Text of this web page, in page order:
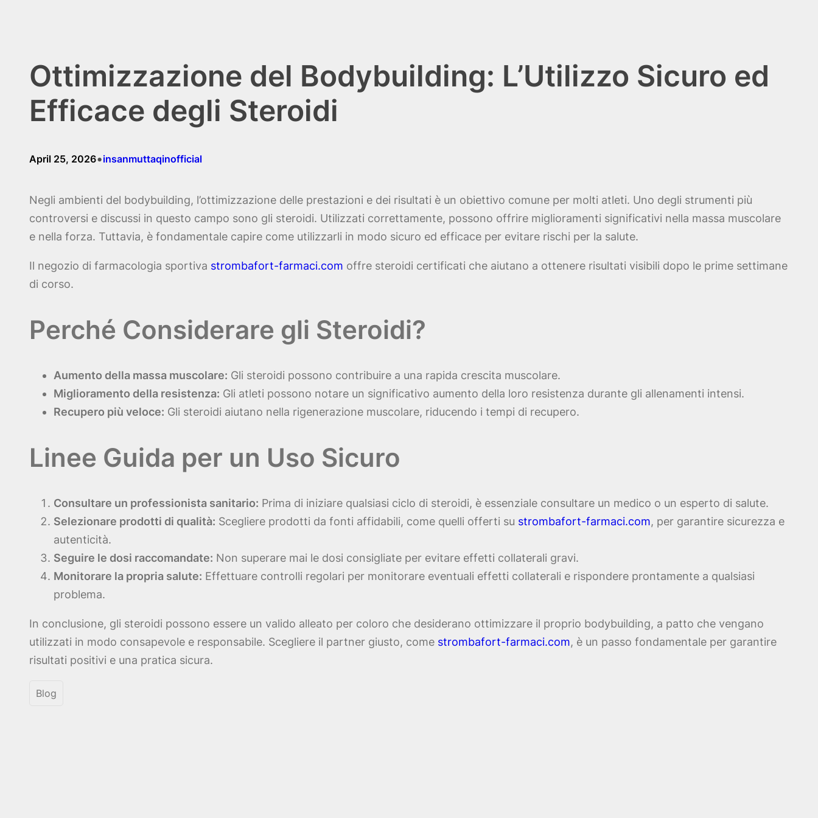
Ottimizzazione del Bodybuilding: L’Utilizzo Sicuro ed
Efficace degli Steroidi
April 25, 2026•insanmuttaqinofficial
Negli ambienti del bodybuilding, l’ottimizzazione delle prestazioni e dei risultati è un obiettivo comune per molti atleti. Uno degli strumenti più
controversi e discussi in questo campo sono gli steroidi. Utilizzati correttamente, possono offrire miglioramenti significativi nella massa muscolare
e nella forza. Tuttavia, è fondamentale capire come utilizzarli in modo sicuro ed efficace per evitare rischi per la salute.
Il negozio di farmacologia sportiva strombafort-farmaci.com offre steroidi certificati che aiutano a ottenere risultati visibili dopo le prime settimane
di corso.
Perché Considerare gli Steroidi?
Aumento della massa muscolare: Gli steroidi possono contribuire a una rapida crescita muscolare.
Miglioramento della resistenza: Gli atleti possono notare un significativo aumento della loro resistenza durante gli allenamenti intensi.
Recupero più veloce: Gli steroidi aiutano nella rigenerazione muscolare, riducendo i tempi di recupero.
Linee Guida per un Uso Sicuro
Consultare un professionista sanitario: Prima di iniziare qualsiasi ciclo di steroidi, è essenziale consultare un medico o un esperto di salute.
Selezionare prodotti di qualità: Scegliere prodotti da fonti affidabili, come quelli offerti su strombafort-farmaci.com, per garantire sicurezza e
autenticità.
Seguire le dosi raccomandate: Non superare mai le dosi consigliate per evitare effetti collaterali gravi.
Monitorare la propria salute: Effettuare controlli regolari per monitorare eventuali effetti collaterali e rispondere prontamente a qualsiasi
problema.
In conclusione, gli steroidi possono essere un valido alleato per coloro che desiderano ottimizzare il proprio bodybuilding, a patto che vengano
utilizzati in modo consapevole e responsabile. Scegliere il partner giusto, come strombafort-farmaci.com, è un passo fondamentale per garantire
risultati positivi e una pratica sicura.
Blog